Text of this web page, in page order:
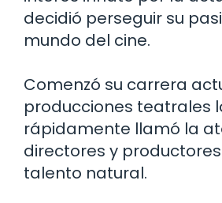
decidió perseguir su
mundo del cine.
Comenzó su carrera
producciones teatrales
rápidamente llamó la
directores y
talento natural.